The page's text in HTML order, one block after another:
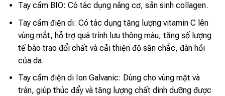
Tay cầm BIO: Có tác dụng nâng cơ, sản sinh collagen.
Tay cầm điện di: Có tác dụng tăng lượng vitamin C lên
vùng mắt, hỗ trợ quá trình lưu thông máu, tăng số lượng
tế bào trao đổi chất và cải thiện độ săn chắc, đàn hồi
của da.
Tay cầm điện di Ion Galvanic: Dùng cho vùng mặt và
trán, giúp thúc đẩy và tăng lượng chất dinh dưỡng được